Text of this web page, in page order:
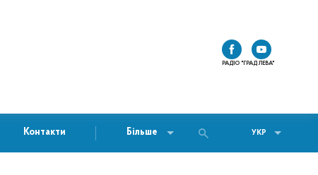
РАДІО "ГРАД ЛЕВА"
Контакти Більше УКР